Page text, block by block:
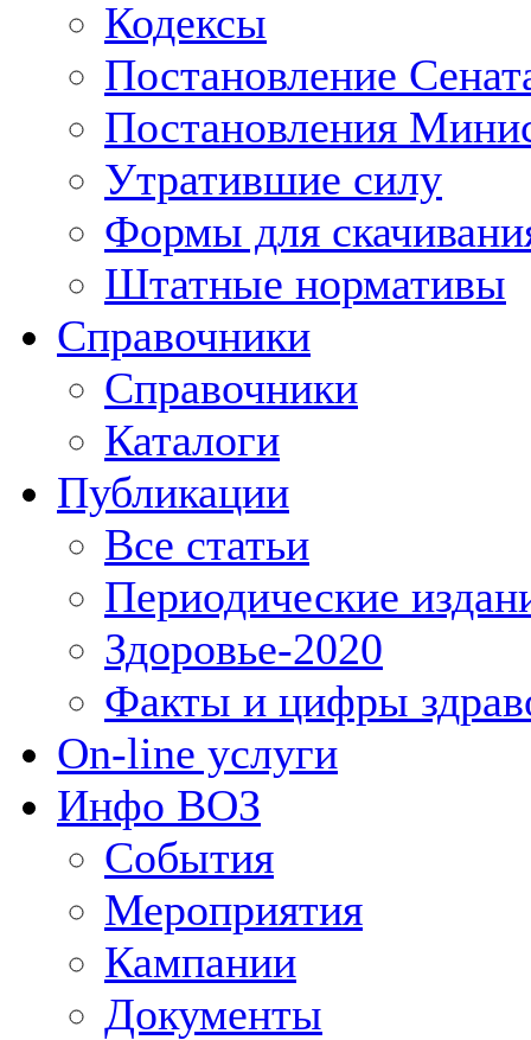
Кодексы
Постановление
Постановления
Утратившие силу
Формы для
Штатные нормативы
Справочники
Справочники
Каталоги
Публикации
Все статьи
Периодические
Здоровье-2020
Факты и цифры
On-line услуги
Инфо ВОЗ
События
Мероприятия
Кампании
Документы